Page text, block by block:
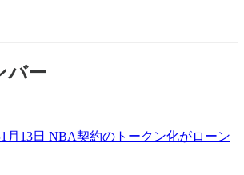
バー
1月13日 NBA契約のトークン化がローン